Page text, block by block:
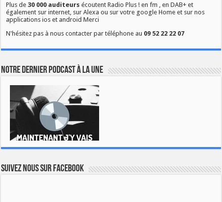
Plus de30 000 auditeurs écoutent Radio Plus ! en fm , en DAB+ et
également sur internet, sur Alexa ou sur votre google Home et sur nos
applications ios et android Merci
N'hésitez pas à nous contacter par téléphone au 09 52 22 22 07
Notre dernier podcast à la une
Suivez nous sur Facebook